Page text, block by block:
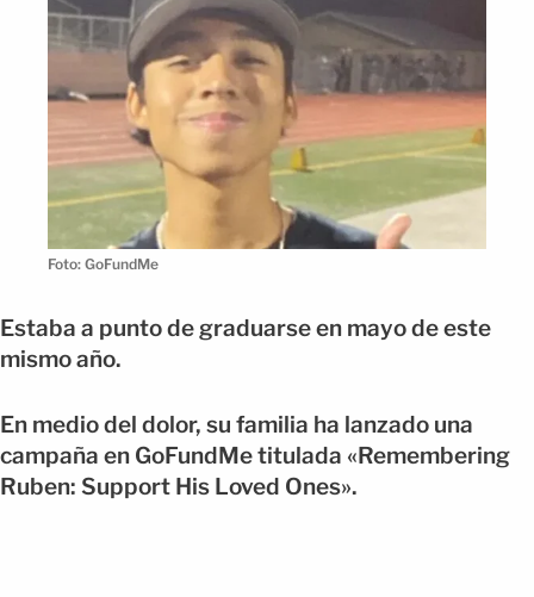
Foto: GoFundMe
Estaba a punto de graduarse en mayo de este
mismo año.
En medio del dolor, su familia ha lanzado una
campaña en GoFundMe titulada «Remembering
Ruben: Support His Loved Ones».